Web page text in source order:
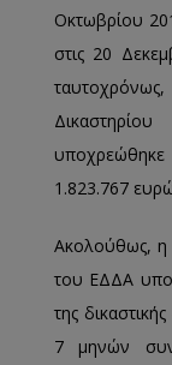
Οκτωβρίου
στις 20
1.823.767
Ακολούθως, η
του ΕΔΔΑ
της
7 μηνών